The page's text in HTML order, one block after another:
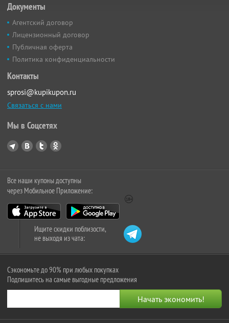
Документы
Агентский договор
Лицензионный договор
Публичная оферта
Политика конфиденциальности
Контакты
sprosi@kupikupon.ru
Связаться с нами
Мы в Соцсетях
Все наши купоны доступны
через Мобильное Приложение:
Ищите скидки поблизости,
не выходя из чата:
Сэкономьте до 90% при любых покупках
Подпишитесь на самые выгодные предложения